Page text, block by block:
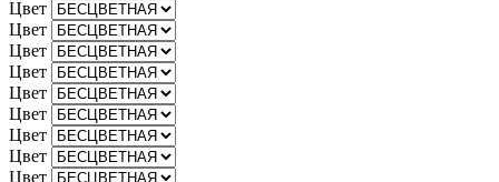
Цвет
Цвет
Цвет
Цвет
Цвет
Цвет
Цвет
Цвет
Цвет